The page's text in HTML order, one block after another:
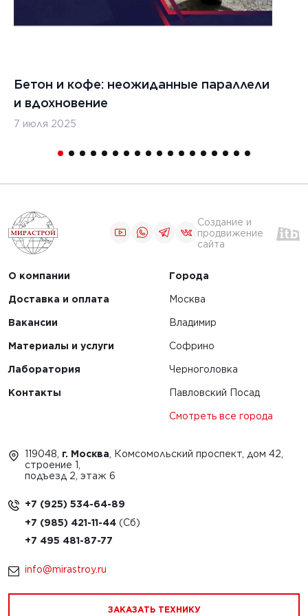
Бетон и кофе: неожиданные параллели
и вдохновение
7 июля 2025
Создание и
продвижение
сайта
О компании
Доставка и оплата
Вакансии
Материалы и услуги
Лаборатория
Контакты
Города
Москва
Владимир
Софрино
Черноголовка
Павловский Посад
Смотреть все города
119048, г. Москва , Комсомольский проспект, дом 42,
строение 1,
подъезд 2, этаж 6
+7 (925) 534-64-89
+7 (985) 421-11-44
+7 495 481-87-77
info@mirastroy.ru
ЗАКАЗАТЬ ТЕХНИКУ